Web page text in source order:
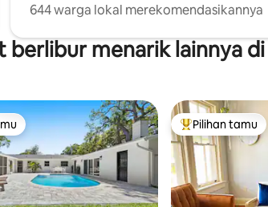
644 warga lokal merekomendasikannya
berlibur menarik lainnya
terpopuler Pilihan tamu
Pilihan tamu